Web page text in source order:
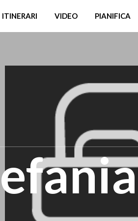
ITINERARI VIDEO PIANIFICA